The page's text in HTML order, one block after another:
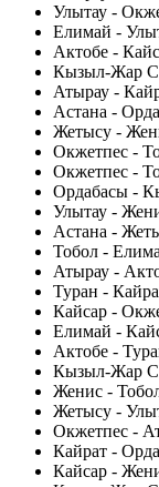
Улытау -
Елимай -
Актобе -
Кызыл-Жар
Атырау -
Астана -
Жетысу -
Окжетпес -
Окжетпес -
Ордабасы -
Улытау -
Астана -
Тобол -
Атырау -
Туран -
Кайсар -
Елимай -
Актобе -
Кызыл-Жар
Женис -
Жетысу -
Окжетпес -
Кайрат -
Кайсар -